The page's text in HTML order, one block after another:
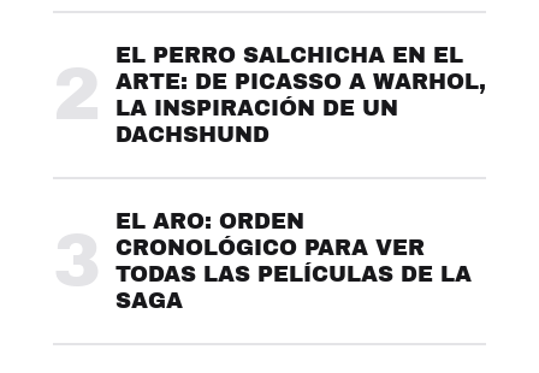
2
EL PERRO SALCHICHA EN EL
ARTE: DE PICASSO A WARHOL,
LA INSPIRACIÓN DE UN
DACHSHUND
3
EL ARO: ORDEN
CRONOLÓGICO PARA VER
TODAS LAS PELÍCULAS DE LA
SAGA